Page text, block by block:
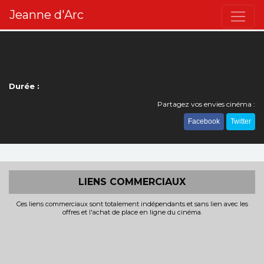
Jeanne d'Arc
Durée :
Partagez vos envies cinéma :
Facebook Twitter
LIENS COMMERCIAUX
Ces liens commerciaux sont totalement indépendants et sans lien avec les
offres et l'achat de place en ligne du cinéma.